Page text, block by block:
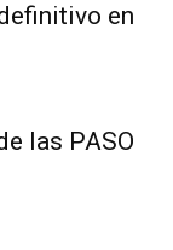
en
las PASO